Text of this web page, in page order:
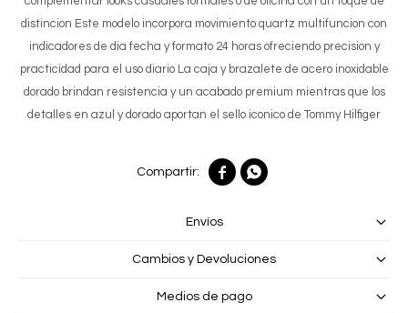
distincion Este modelo incorpora movimiento quartz multifuncion con
indicadores de dia fecha y formato 24 horas ofreciendo precision y
practicidad para el uso diario La caja y brazalete de acero inoxidable
dorado brindan resistencia y un acabado premium mientras que los
detalles en azul y dorado aportan el sello iconico de Tommy Hilfiger
 
Envíos
Cambios y Devoluciones
Medios de pago